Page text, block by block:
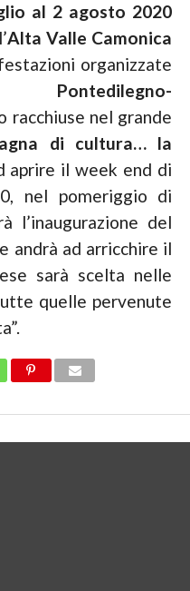
al 2 agosto 2020
Alta Valle Camonica
organizzate
Pontedilegno-
racchiuse nel grande
di cultura… la
aprire il week end di
nel pomeriggio di
l’inaugurazione del
andrà ad arricchire il
sarà scelta nelle
quelle pervenute